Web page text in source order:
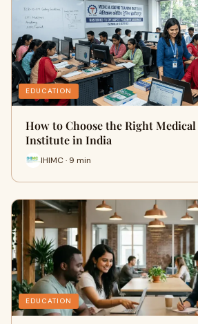
EDUCATION
How to Choose the Right
Institute in India
IHIMC · 9 min
EDUCATION